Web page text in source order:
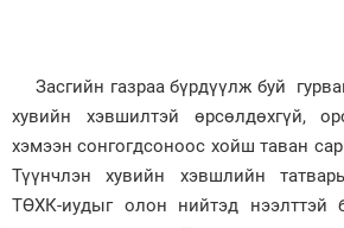
Засгийн газраа бүрдүүлж буй
хувийн хэвшилтэй өрсөлдөхгүй,
хэмээн сонгогдсоноос хойш таван
Түүнчлэн хувийн хэвшлийн
ТӨХК-иудыг олон нийтэд нээлттэй